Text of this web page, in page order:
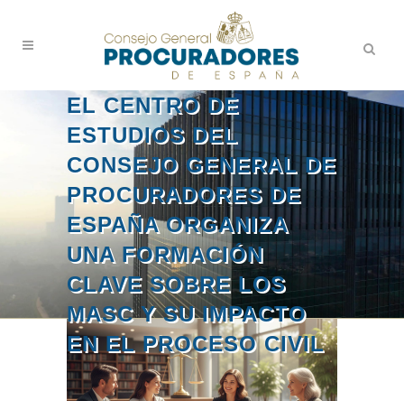
EL CENTRO DE
ESTUDIOS DEL
CONSEJO GENERAL DE
PROCURADORES DE
ESPAÑA ORGANIZA
UNA FORMACIÓN
CLAVE SOBRE LOS
MASC Y SU IMPACTO
EN EL PROCESO CIVIL